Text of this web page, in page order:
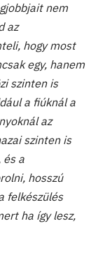
nem
az
hogy most
egy, hanem
szinten is
a fiúknál a
az
szinten is
és a
hosszú
felkészülés
ha így lesz,